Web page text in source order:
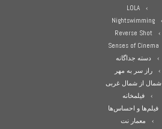
LOLA
Nightswimming
Reverse Shot
Senses of Cinema
دسته جداگانه
راز سر به مهر
شمال از شمال غربی
فیلمخانه
فیلم‌ها و احساس‌ها
معمار نت